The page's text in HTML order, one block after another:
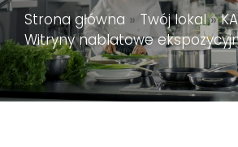
Strona główna » Twój lokal»
Witryny nablatowe